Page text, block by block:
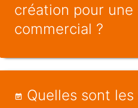
création pour
commercial ?
Quelles sont